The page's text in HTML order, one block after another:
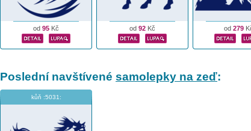
od 95 Kč od 92 Kč od 279
Poslední navštívené samolepky na zeď:
kůň :5031: